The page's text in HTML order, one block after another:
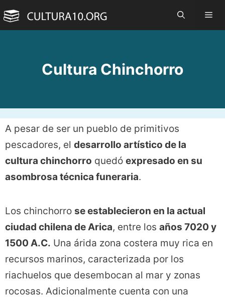
Saltar
al
Cultura Chinchorro
A pesar de ser un pueblo de primitivos
pescadores, el desarrollo artístico de la
cultura chinchorro quedó expresado en su
asombrosa técnica funeraria.
Los chinchorro se establecieron en la actual
ciudad chilena de Arica, entre los años 7020 y
1500 A.C. Una árida zona costera muy rica en
recursos marinos, caracterizada por los
riachuelos que desembocan al mar y zonas
rocosas. Adicionalmente cuenta con una